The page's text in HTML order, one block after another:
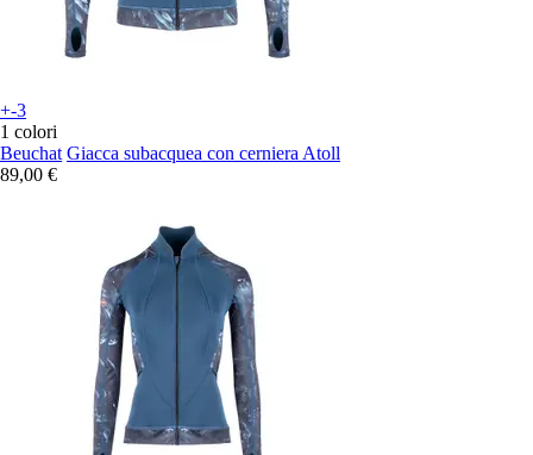
+-3
1 colori
Beuchat Giacca subacquea con cerniera Atoll
89,00 €